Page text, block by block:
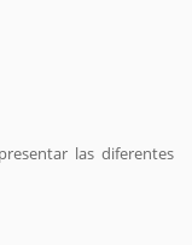
las diferentes